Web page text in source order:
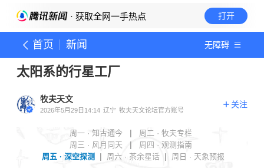
· 获取全网一手热点 打开
首页 新闻 无障碍
太阳系的行星工厂
牧夫天文
2026年5月29日14:14 辽宁 牧夫天文论坛官方账号
关注
周一 · 知古通今
周二 · 牧夫专栏
周三 · 风月同天
周四 · 观测指南
周五 · 深空探测
周六 · 茶余星话
周日 · 天象预报